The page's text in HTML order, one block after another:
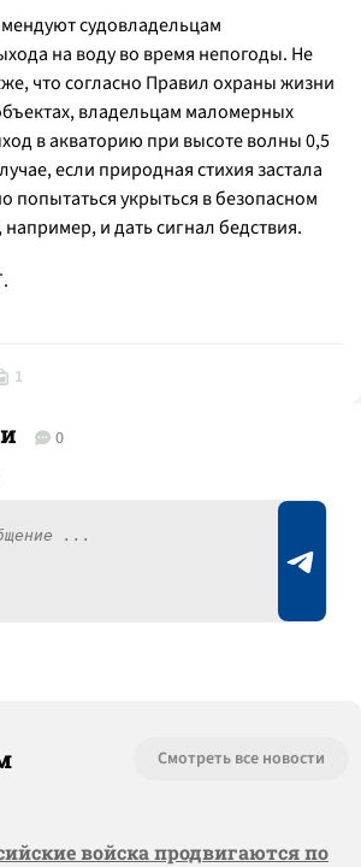
судовладельцам
на воду во время непогоды. Не
что согласно Правил охраны жизни
владельцам маломерных
в акваторию при высоте волны 0,5
если природная стихия застала
попытаться укрыться в безопасном
например, и дать сигнал бедствия.
1
0
Смотреть все новости
войска продвигаются по